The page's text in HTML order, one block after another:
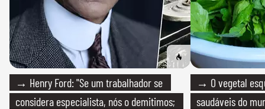
→ Henry Ford: "Se um trabalhador se
considera especialista, nós o demitimos;
→ O vegetal
saudáveis do